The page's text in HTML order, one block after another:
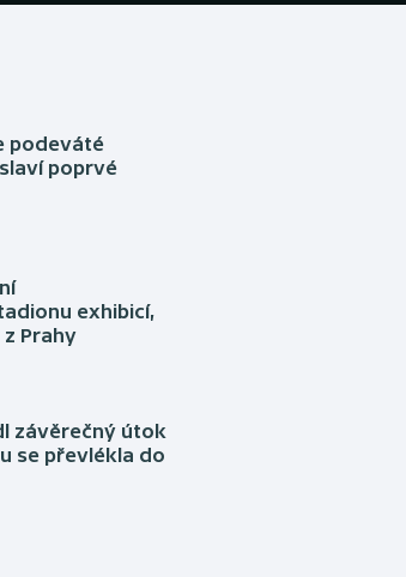
podeváté
poprvé
exhibicí,
Prahy
závěrečný útok
se převlékla do